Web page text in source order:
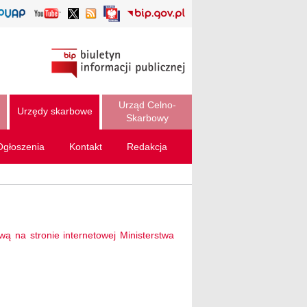
Urzędy skarbowe
Urząd Celno-
Skarbowy
Kontakt Redakcja
na stronie internetowej Ministerstwa